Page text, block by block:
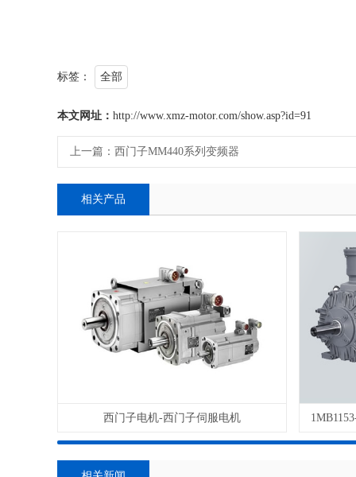
标签： 全部
本文网址： http://www.xmz-motor.com/show.asp?id=91
上一篇： 西门子MM440系列变频器
相关产品
西门子电机-西门子伺服电机